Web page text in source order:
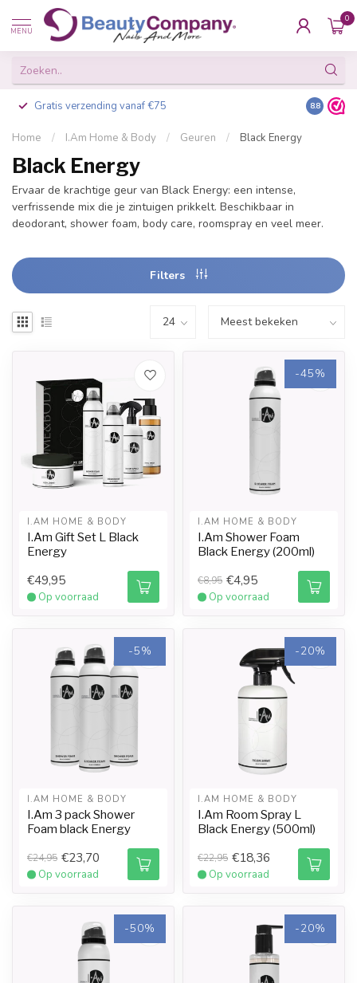
MENU
0
Gratis verzending vanaf €75 Besteld
8.8
Home / I.Am Home & Body / Geuren / Black Energy
Black Energy
Ervaar de krachtige geur van Black Energy: een intense,
verfrissende mix die je zintuigen prikkelt. Beschikbaar in
deodorant, shower foam, body care, roomspray en veel meer.
Filters
I.AM HOME & BODY
I.Am Gift Set L Black
Energy
€49,95
Op voorraad
-45%
I.AM HOME & BODY
I.Am Shower Foam
Black Energy (200ml)
€8,95 €4,95
Op voorraad
-5%
I.AM HOME & BODY
I.Am 3 pack Shower
Foam black Energy
€24,95 €23,70
Op voorraad
-20%
I.AM HOME & BODY
I.Am Room Spray L
Black Energy (500ml)
€22,95 €18,36
Op voorraad
-50% -20%